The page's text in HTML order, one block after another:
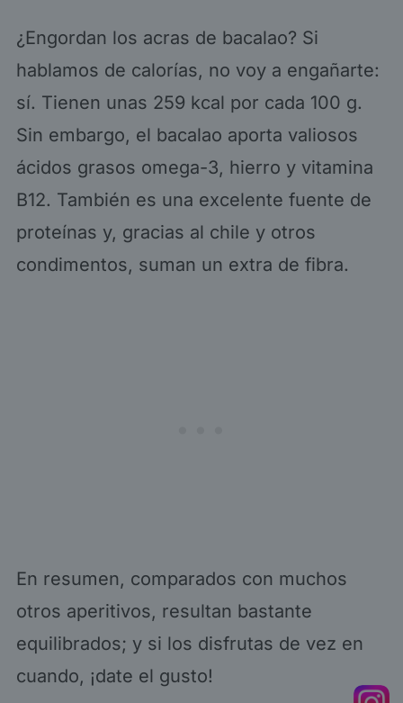
¿Engordan los acras de bacalao? Si
hablamos de calorías, no voy a engañarte:
sí. Tienen unas 259 kcal por cada 100 g.
Sin embargo, el bacalao aporta valiosos
ácidos grasos omega-3, hierro y vitamina
B12. También es una excelente fuente de
proteínas y, gracias al chile y otros
condimentos, suman un extra de fibra.
En resumen, comparados con muchos
otros aperitivos, resultan bastante
equilibrados; y si los disfrutas de vez en
cuando, ¡date el gusto!